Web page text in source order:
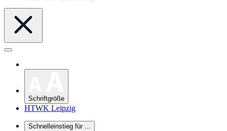
Schriftgröße
HTWK Leipzig
Schnelleinstieg für ...